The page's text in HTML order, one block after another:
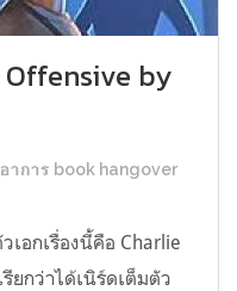
Offensive by
าการ book hangover
เอกเรื่องนี้คือ Charlie
ยกว่าได้เนิร์ดเต็มตัว